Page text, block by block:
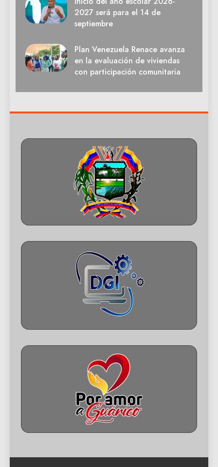
2027 será para el 14 de
septiembre
Plan Venezuela Renace avanza
en la evaluación de viviendas
con participación comunitaria